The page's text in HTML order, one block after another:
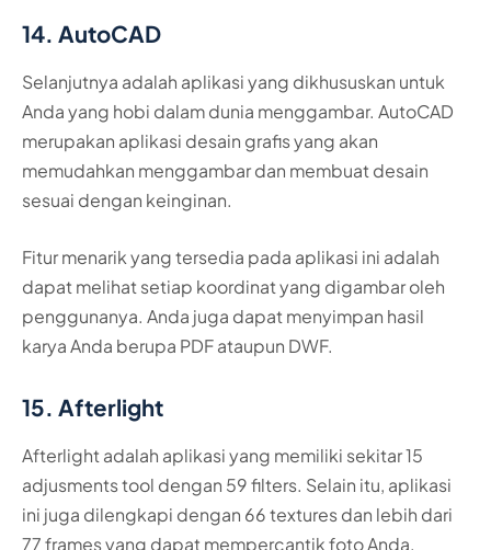
14. AutoCAD
Selanjutnya adalah aplikasi yang dikhususkan untuk
Anda yang hobi dalam dunia menggambar. AutoCAD
merupakan aplikasi desain grafis yang akan
memudahkan menggambar dan membuat desain
sesuai dengan keinginan.
Fitur menarik yang tersedia pada aplikasi ini adalah
dapat melihat setiap koordinat yang digambar oleh
penggunanya. Anda juga dapat menyimpan hasil
karya Anda berupa PDF ataupun DWF.
15. Afterlight
Afterlight adalah aplikasi yang memiliki sekitar 15
adjusments tool dengan 59 filters. Selain itu, aplikasi
ini juga dilengkapi dengan 66 textures dan lebih dari
77 frames yang dapat mempercantik foto Anda.